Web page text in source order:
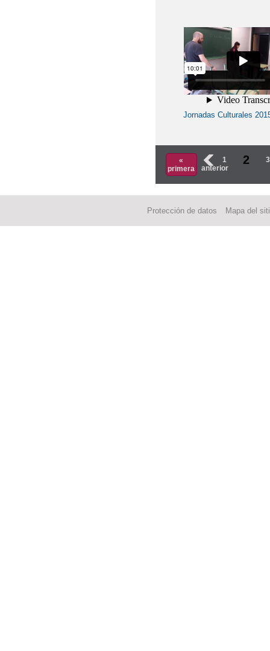
Jornadas Culturales
«
primera
‹
anterior
1 2 3
Protección de datos Mapa del